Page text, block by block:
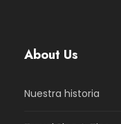
About Us
Nuestra historia